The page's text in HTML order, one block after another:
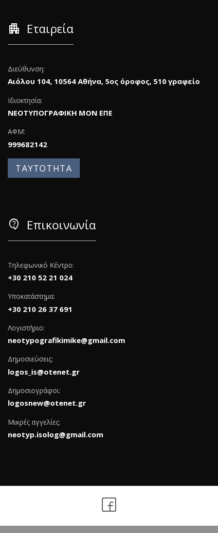
apartment Εταιρεία
Διεύθυνση:
Αιόλου 104, 10564 Αθήνα, 5ος όροφος, 510 γραφείο
Ιδιοκτησία:
ΝΕΟΤΥΠΟΓΡΑΦΙΚΗ ΜΟΝ ΕΠΕ
ΑΦΜ:
999682142
ΤΑΥΤΟΤΗΤΑ
contact_support Επικοινωνία
Τηλεφωνικό Κέντρο:
+30 210 52 21 024
Υποκατάστημα:
+30 210 26 37 691
Λογιστήριο:
neotypografikimike@gmail.com
Δημοσιεύσεις:
logos_is@otenet.gr
Δημοσιογράφοι:
logosnew@otenet.gr
Μικρές αγγελίες:
neotyp.isolog@gmail.com